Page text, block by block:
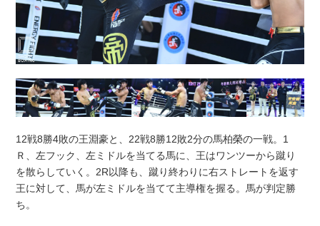
12戦8勝4敗の王淵豪と、22戦8勝12敗2分の馬柏榮の一戦。1
Ｒ、左フック、左ミドルを当てる馬に、王はワンツーから蹴り
を散らしていく。2R以降も、蹴り終わりに右ストレートを返す
王に対して、馬が左ミドルを当てて主導権を握る。馬が判定勝
ち。